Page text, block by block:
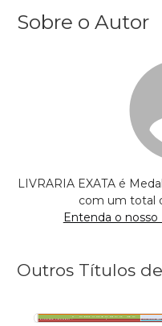
Sobre o Autor
LIVRARIA EXATA é
com um total
Entenda o
Outros Títulos de